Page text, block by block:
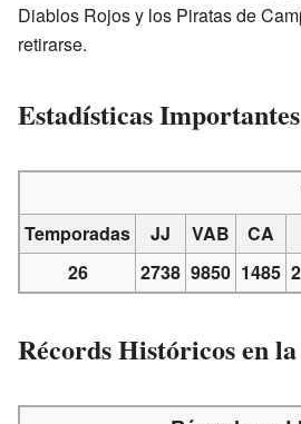
Diablos Rojos y los Piratas de
retirarse.
Estadísticas
Temporadas JJ VAB CA
26
2738 9850 1485
Récords Históricos en